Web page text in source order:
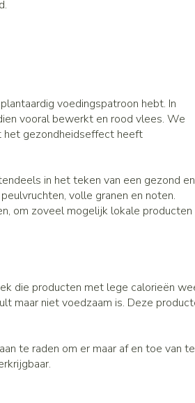
voedingspatroon hebt. In
vooral bewerkt en rood vlees. We
het gezondheidseffect heeft
in het teken van een gezond en
volle granen en noten.
om zoveel mogelijk lokale producten
die producten met lege calorieën
maar niet voedzaam is. Deze
te raden om er maar af en toe van